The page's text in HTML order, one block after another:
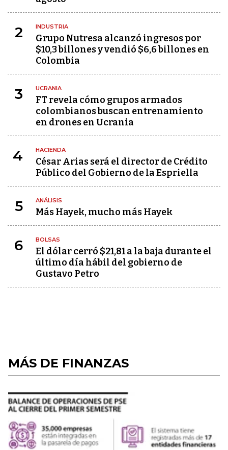
2 INDUSTRIA
Grupo Nutresa alcanzó ingresos por
$10,3 billones y vendió $6,6 billones en
Colombia
3 UCRANIA
FT revela cómo grupos armados
colombianos buscan entrenamiento
en drones en Ucrania
4 HACIENDA
César Arias será el director de Crédito
Público del Gobierno de la Espriella
5 ANÁLISIS
Más Hayek, mucho más Hayek
6 BOLSAS
El dólar cerró $21,81 a la baja durante el
último día hábil del gobierno de
Gustavo Petro
MÁS DE FINANZAS